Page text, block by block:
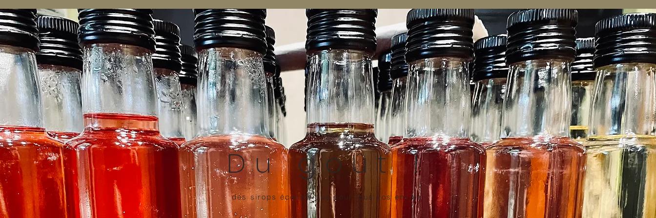
Du goût !
des sirops économique pour tous vos envies